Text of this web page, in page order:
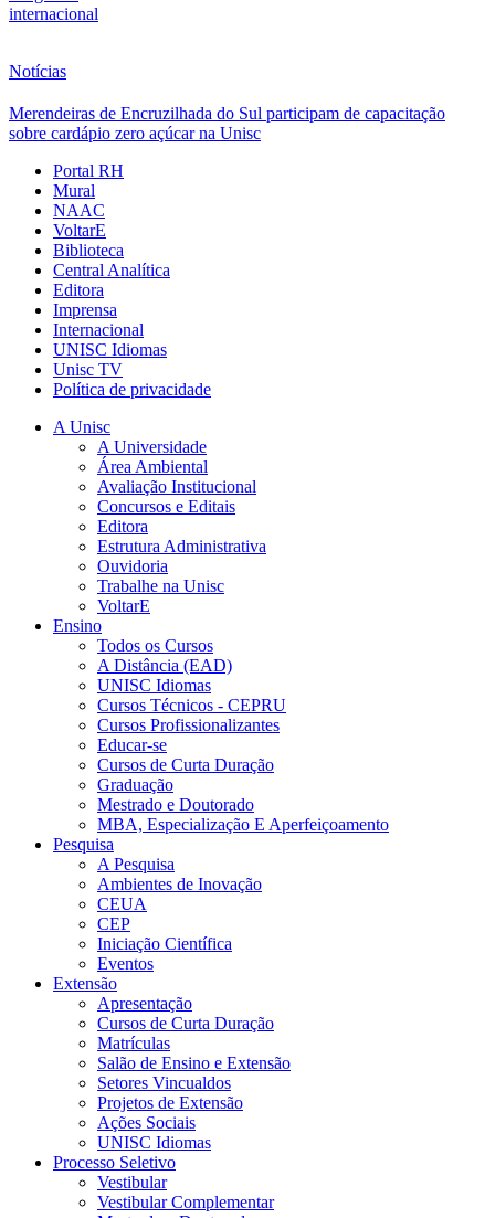
internacional
Notícias
Merendeiras de Encruzilhada do Sul participam de capacitação
sobre cardápio zero açúcar na Unisc
Portal RH
Mural
NAAC
VoltarE
Biblioteca
Central Analítica
Editora
Imprensa
Internacional
UNISC Idiomas
Unisc TV
Política de privacidade
A Unisc
A Universidade
Área Ambiental
Avaliação Institucional
Concursos e Editais
Editora
Estrutura Administrativa
Ouvidoria
Trabalhe na Unisc
VoltarE
Ensino
Todos os Cursos
A Distância (EAD)
UNISC Idiomas
Cursos Técnicos - CEPRU
Cursos Profissionalizantes
Educar-se
Cursos de Curta Duração
Graduação
Mestrado e Doutorado
MBA, Especialização E Aperfeiçoamento
Pesquisa
A Pesquisa
Ambientes de Inovação
CEUA
CEP
Iniciação Científica
Eventos
Extensão
Apresentação
Cursos de Curta Duração
Matrículas
Salão de Ensino e Extensão
Setores Vincualdos
Projetos de Extensão
Ações Sociais
UNISC Idiomas
Processo Seletivo
Vestibular
Vestibular Complementar